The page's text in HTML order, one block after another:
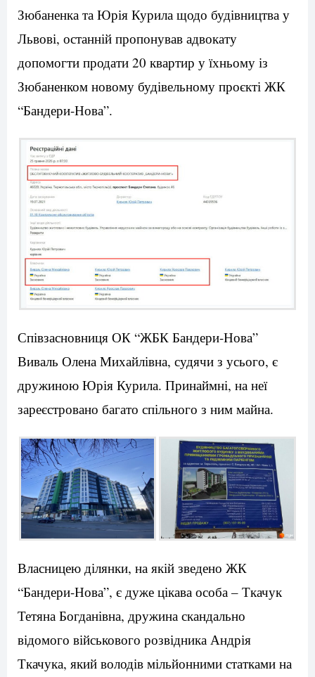
Зюбаненка та Юрія Курила щодо будівництва у
Львові, останній пропонував адвокату
допомогти продати 20 квартир у їхньому із
Зюбаненком новому будівельному проєкті ЖК
“Бандери-Нова”.
Співзасновниця ОК “ЖБК Бандери-Нова”
Виваль Олена Михайлівна, судячи з усього, є
дружиною Юрія Курила. Принаймні, на неї
зареєстровано багато спільного з ним майна.
Власницею ділянки, на якій зведено ЖК
“Бандери-Нова”, є дуже цікава особа – Ткачук
Тетяна Богданівна, дружина скандально
відомого військового розвідника Андрія
Ткачука, який володів мільйонними статками на